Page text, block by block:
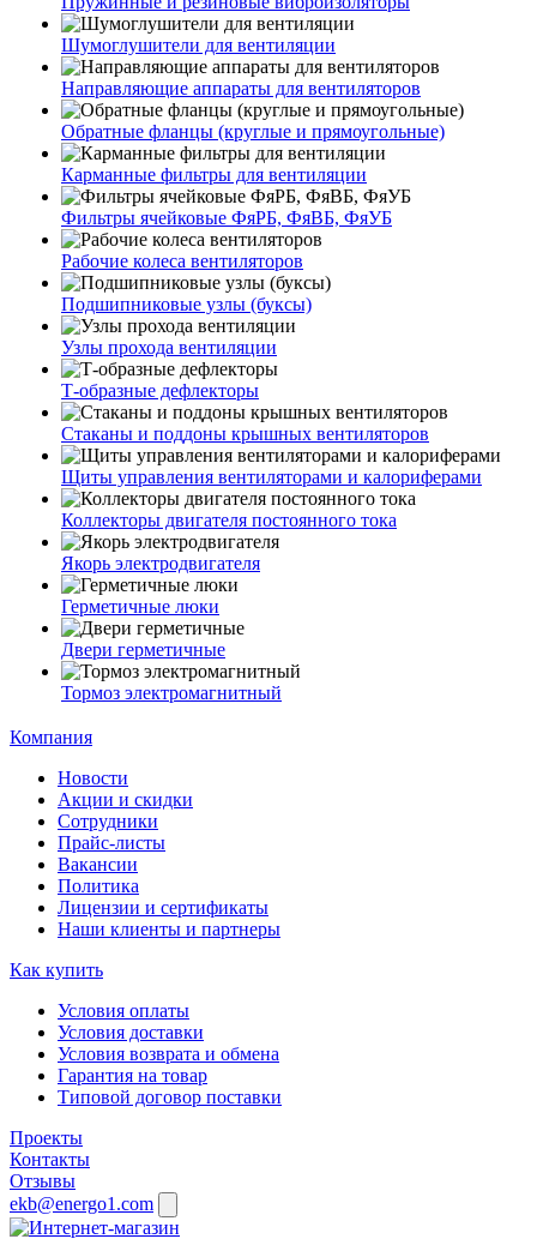
Шумоглушители для вентиляции
Направляющие аппараты для вентиляторов
Обратные фланцы (круглые и прямоугольные)
Карманные фильтры для вентиляции
Фильтры ячейковые ФяРБ, ФяВБ, ФяУБ
Рабочие колеса вентиляторов
Подшипниковые узлы (буксы)
Узлы прохода вентиляции
Т-образные дефлекторы
Стаканы и поддоны крышных вентиляторов
Щиты управления вентиляторами и калориферами
Коллекторы двигателя постоянного тока
Якорь электродвигателя
Герметичные люки
Двери герметичные
Тормоз электромагнитный
Компания
Новости
Акции и скидки
Сотрудники
Прайс-листы
Вакансии
Политика
Лицензии и сертификаты
Наши клиенты и партнеры
Как купить
Условия оплаты
Условия доставки
Условия возврата и обмена
Гарантия на товар
Типовой договор поставки
Проекты
Контакты
Отзывы
ekb@energo1.com